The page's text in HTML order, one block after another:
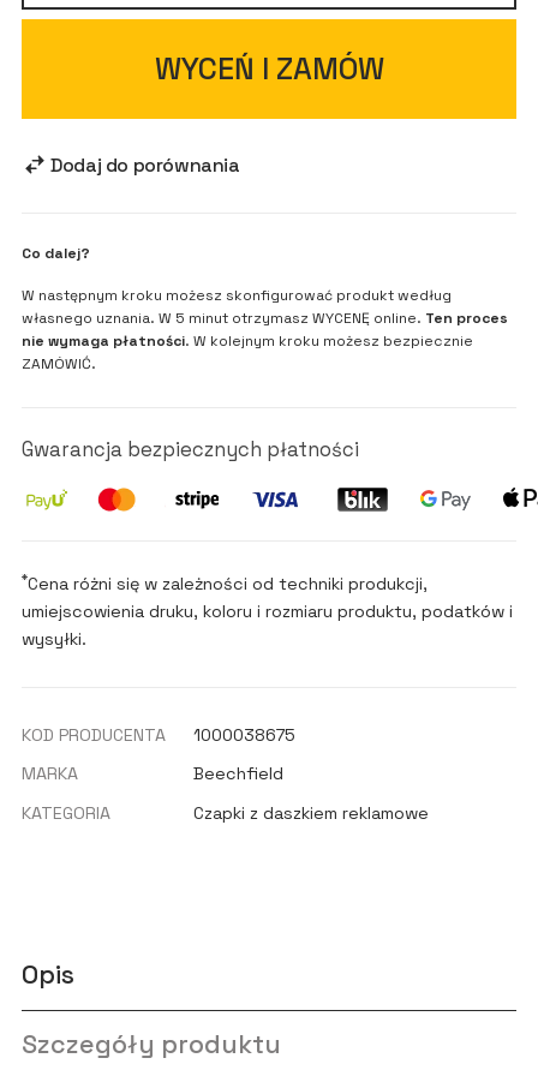
WYCEŃ I ZAMÓW
Dodaj do porównania
Co dalej?
W następnym kroku możesz skonfigurować produkt według
własnego uznania. W 5 minut otrzymasz WYCENĘ online. Ten proces
nie wymaga płatności. W kolejnym kroku możesz bezpiecznie
ZAMÓWIĆ.
Gwarancja bezpiecznych płatności
*Cena różni się w zależności od techniki produkcji,
umiejscowienia druku, koloru i rozmiaru produktu, podatków i
wysyłki.
KOD PRODUCENTA
1000038675
MARKA
Beechfield
KATEGORIA
Czapki z daszkiem reklamowe
Opis
Szczegóły produktu